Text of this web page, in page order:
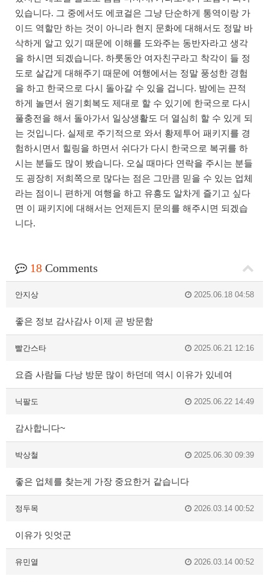
있습니다. 그 중에서도 에코걸은 그냥 단순하게 통역이랑 가
이드 역할만 하는 것이 아니라 현지 문화에 대해서도 정말 바
삭하게 알고 있기 때문에 이해를 도와주는 동반자라고 생각
을 하시면 되겠습니다. 하룻동안 여자친구라고 착각이 들 정
도로 살갑게 대해주기 때문에 여행에서는 정말 풍성한 경험
을 하고 한국으로 다시 돌아갈 수 있을 겁니다. 밤에는 끈적
하게 놀면서 원기회복도 제대로 할 수 있기에 한국으로 다시
풀충전을 해서 돌아가서 일상생활도 더 열심히 할 수 있게 되
는 것입니다. 실제로 주기적으로 와서 황제투어 패키지를 경
험하시면서 힐링을 하면서 쉬다가 다시 한국으로 복귀를 하
시는 분들도 많이 봤습니다. 오실 때마다 연락을 주시는 분들
도 굉장히 저희쪽으로 많다는 점은 그만큼 믿을 수 있는 업체
라는 점이니 편하게 여행을 하고 유흥도 알차게 즐기고 싶다
면 이 패키지에 대해서는 언제든지 문의를 해주시면 되겠습
니다.
18 Comments
안지상 2025.06.18 04:58
좋은 정보 감사감사 이제 곧 방문함
빨간스타 2025.06.21 12:16
요즘 사람들 다낭 방문 많이 하던데 역시 이유가 있네여
닉팔도 2025.06.22 14:49
감사합니다~
박상철 2025.06.30 09:39
좋은 업체를 찾는게 가장 중요한거 같습니다
정두목 2026.03.14 00:52
이유가 잇엇군
유민열 2026.03.14 00:52